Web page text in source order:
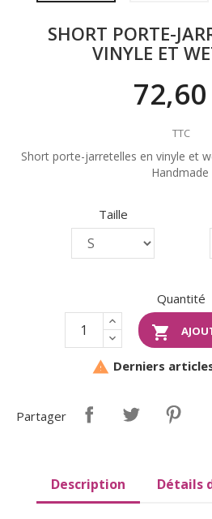
SHORT PORTE-
VINYLE ET
TTC
Short porte-jarretelles en vinyle et
Handmade
Taille
Quantité

 Derniers
Partager
Description Détails